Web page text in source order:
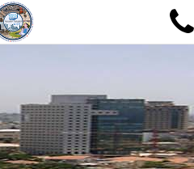
תיור
האתר המרכזי